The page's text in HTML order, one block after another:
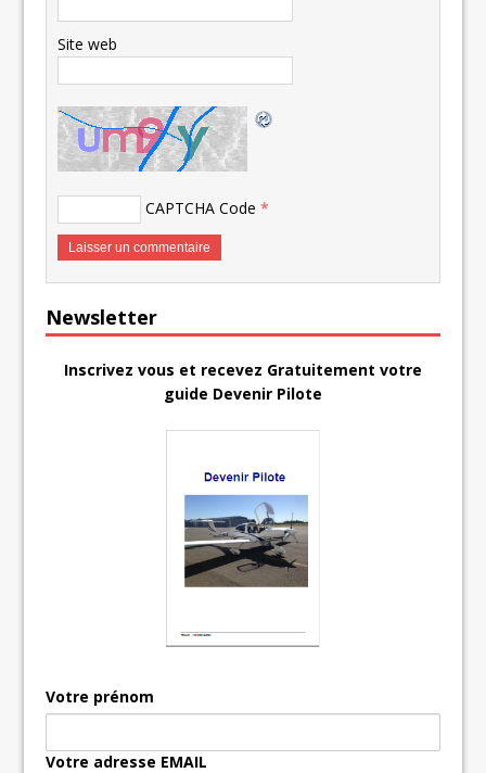
Site web
CAPTCHA Code *
Newsletter
Inscrivez vous et recevez Gratuitement votre
guide Devenir Pilote
Votre prénom
Votre adresse EMAIL